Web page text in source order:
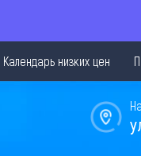
Календарь низких цен